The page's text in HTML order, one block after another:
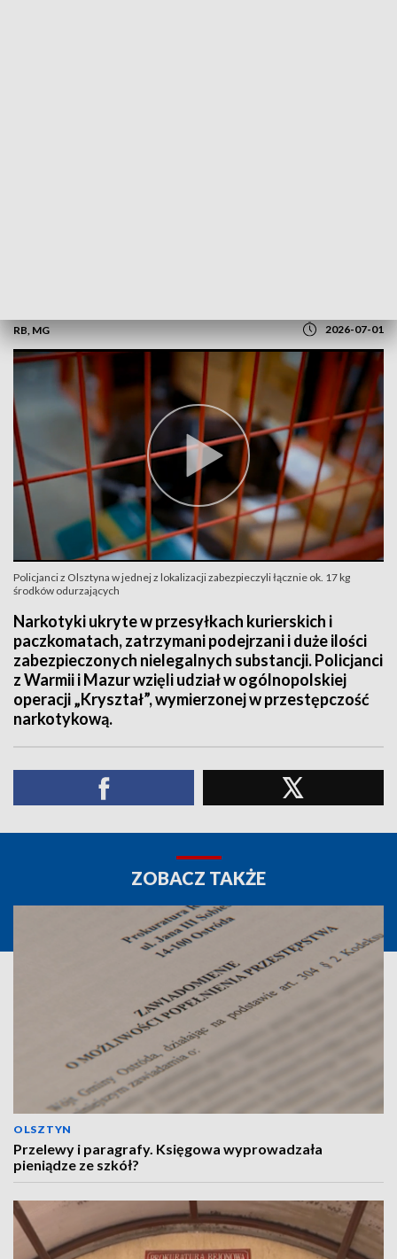
RB, MG 2026-07-01
Policjanci z Olsztyna w jednej z lokalizacji zabezpieczyli łącznie ok. 17 kg
środków odurzających
Narkotyki ukryte w przesyłkach kurierskich i
paczkomatach, zatrzymani podejrzani i duże ilości
zabezpieczonych nielegalnych substancji. Policjanci
z Warmii i Mazur wzięli udział w ogólnopolskiej
operacji „Kryształ”, wymierzonej w przestępczość
narkotykową.
ZOBACZ TAKŻE
OLSZTYN
Przelewy i paragrafy. Księgowa wyprowadzała
pieniądze ze szkół?